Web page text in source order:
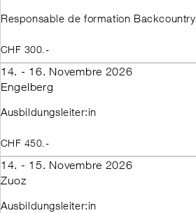
Responsable de formation Backcountry
CHF 300.-
14. - 16. Novembre 2026
Engelberg
Ausbildungsleiter:in
CHF 450.-
14. - 15. Novembre 2026
Zuoz
Ausbildungsleiter:in